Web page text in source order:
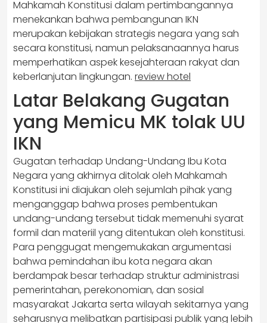
Mahkamah Konstitusi dalam pertimbangannya
menekankan bahwa pembangunan IKN
merupakan kebijakan strategis negara yang sah
secara konstitusi, namun pelaksanaannya harus
memperhatikan aspek kesejahteraan rakyat dan
keberlanjutan lingkungan. review hotel
Latar Belakang Gugatan
yang Memicu MK tolak UU
IKN
Gugatan terhadap Undang-Undang Ibu Kota
Negara yang akhirnya ditolak oleh Mahkamah
Konstitusi ini diajukan oleh sejumlah pihak yang
menganggap bahwa proses pembentukan
undang-undang tersebut tidak memenuhi syarat
formil dan materiil yang ditentukan oleh konstitusi.
Para penggugat mengemukakan argumentasi
bahwa pemindahan ibu kota negara akan
berdampak besar terhadap struktur administrasi
pemerintahan, perekonomian, dan sosial
masyarakat Jakarta serta wilayah sekitarnya yang
seharusnya melibatkan partisipasi publik yang lebih